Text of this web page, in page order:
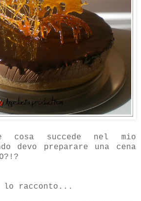
cosa succede nel mio
devo preparare una cena
lo racconto...